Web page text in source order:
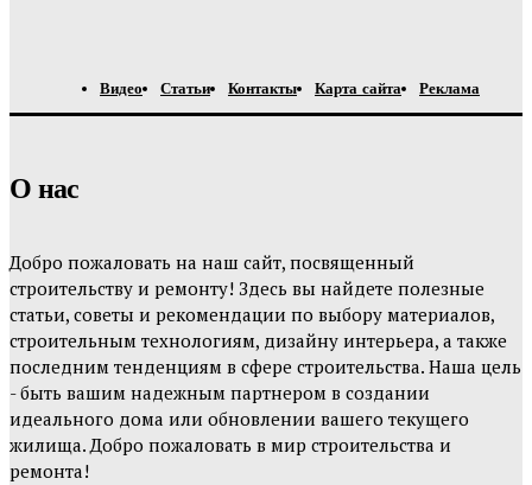
Видео Статьи Контакты Карта сайта Реклама
О нас
Добро пожаловать на наш сайт, посвященный
строительству и ремонту! Здесь вы найдете полезные
статьи, советы и рекомендации по выбору материалов,
строительным технологиям, дизайну интерьера, а также
последним тенденциям в сфере строительства. Наша цель
- быть вашим надежным партнером в создании
идеального дома или обновлении вашего текущего
жилища. Добро пожаловать в мир строительства и
ремонта!